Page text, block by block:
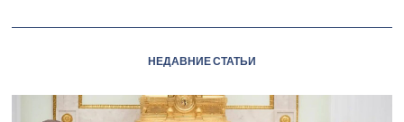
НЕДАВНИЕ СТАТЬИ